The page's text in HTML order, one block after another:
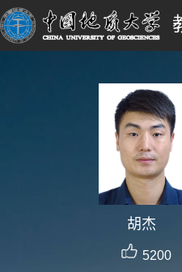
胡杰
5200